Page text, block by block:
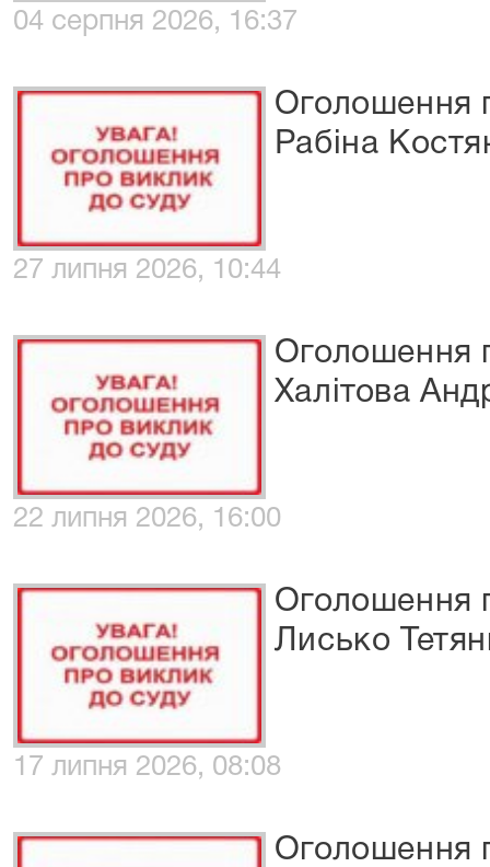
04 серпня 2026, 16:37
Оголошення
Рабіна
27 липня 2026, 10:44
Оголошення
Халітова
22 липня 2026, 16:00
Оголошення
Лисько
17 липня 2026, 08:08
Оголошення